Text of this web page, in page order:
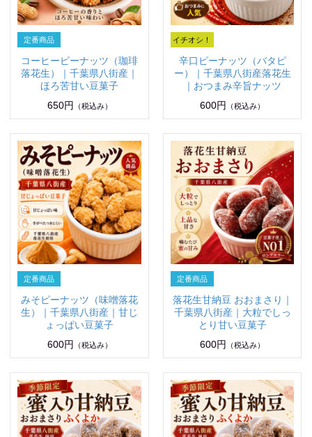
コーヒーピーナッツ（珈琲
落花生）｜千葉県八街産｜
ほろ苦甘い豆菓子
650円
（税込み）
辛口ピーナッツ（バタピ
ー）｜千葉県八街産落花生
｜おつまみ辛旨ナッツ
600円
（税込み）
みそピーナッツ（味噌落花
生）｜千葉県八街産｜甘じ
ょっぱい豆菓子
600円
（税込み）
落花生甘納豆 おおまさり｜
千葉県八街産｜大粒でしっ
とり甘い豆菓子
600円
（税込み）